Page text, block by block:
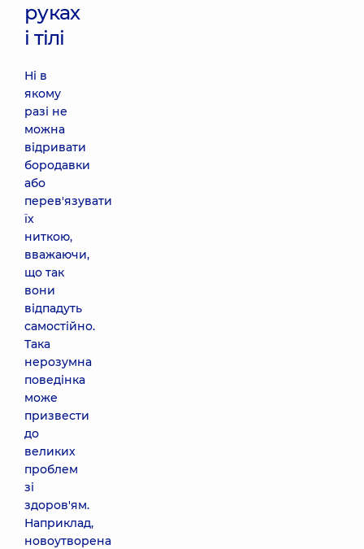
руках
і тілі
Ні в
якому
разі не
можна
відривати
бородавки
або
перев'язувати
їх
ниткою,
вважаючи,
що так
вони
відпадуть
самостійно.
Така
нерозумна
поведінка
може
призвести
до
великих
проблем
зі
здоров'ям.
Наприклад,
новоутворена